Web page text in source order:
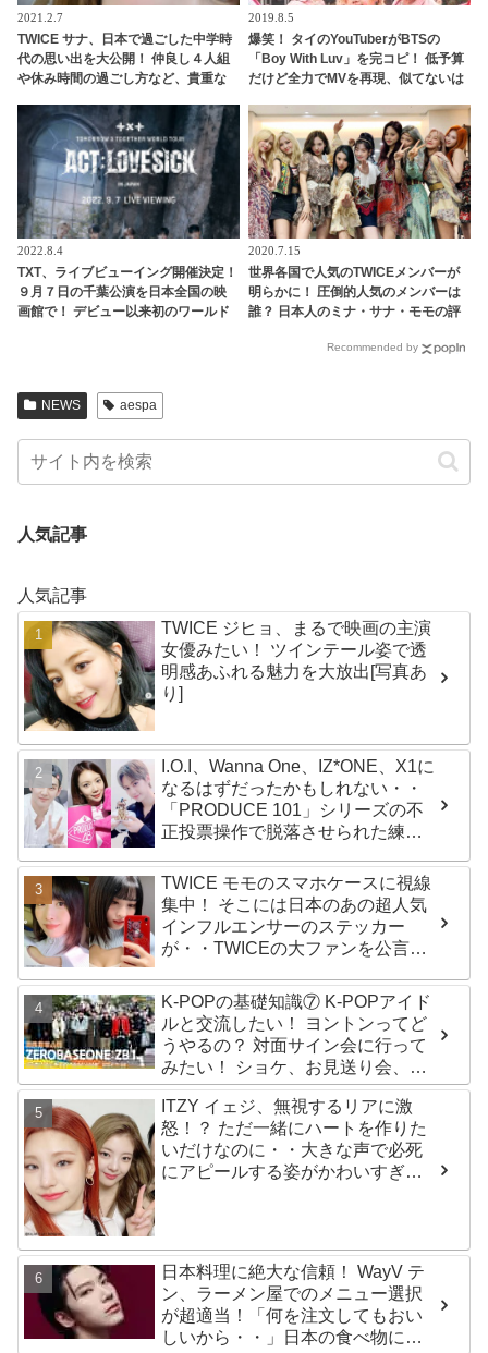
2021.2.7
TWICE サナ、日本で過ごした中学時
代の思い出を大公開！ 仲良し４人組
や休み時間の過ごし方など、貴重な
2019.8.5
爆笑！ タイのYouTuberがBTSの
「Boy With Luv」を完コピ！ 低予算
だけど全力でMVを再現、似てないは
上がりに[動画あり]
2022.8.4
TXT、ライブビューイング開催決定！
９月７日の千葉公演を日本全国の映
画館で！ デビュー以来初のワールド
2020.7.15
世界各国で人気のTWICEメンバーが
明らかに！ 圧倒的人気のメンバーは
誰？ 日本人のミナ・サナ・モモの評
Recommended by
NEWS aespa
人気記事
人気記事
TWICE ジヒョ、まるで映画の主演
女優みたい！ ツインテール姿で透
明感あふれる魅力を大放出[写真あ
り]
I.O.I、Wanna One、IZ*ONE、X1に
なるはずだったかもしれない・・
「PRODUCE 101」シリーズの不
正投票操作で脱落させられた練習
TWICE モモのスマホケースに視線
集中！ そこには日本のあの超人気
インフルエンサーのステッカー
が・・TWICEの大ファンを公言す
「成功したファン」だと話題沸騰
K-POPの基礎知識⑦ K-POPアイド
ルと交流したい！ ヨントンってど
うやるの？ 対面サイン会に行って
みたい！ ショケ、お見送り会、握
手会・・・リリースイベントあれ
これを紹介
ITZY イェジ、無視するリアに激
怒！？ ただ一緒にハートを作りた
いだけなのに・・大きな声で必死
にアピールする姿がかわいすぎる
日本料理に絶大な信頼！ WayV テ
ン、ラーメン屋でのメニュー選択
が超適当！「何を注文してもおい
しいから・・」日本の食べ物に関